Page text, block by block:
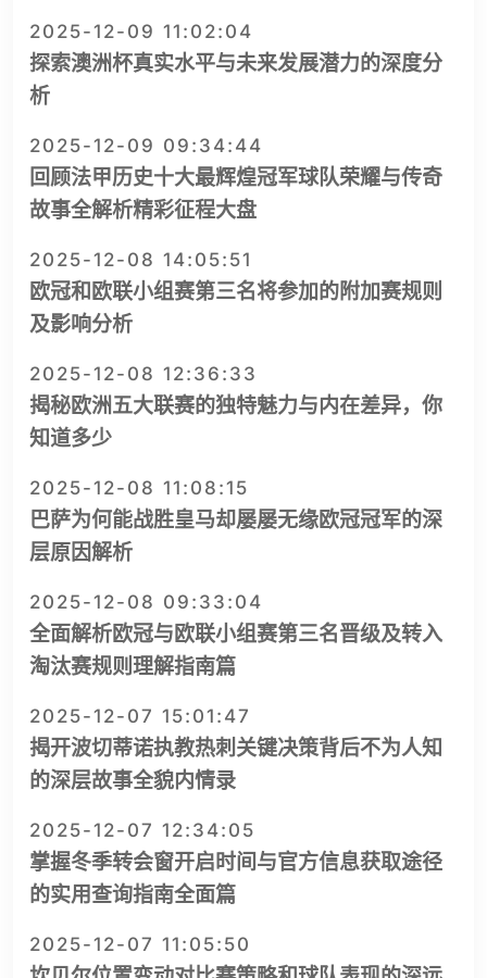
2025-12-09 11:02:04
探索澳洲杯真实水平与未来发展潜力的深度分
析
2025-12-09 09:34:44
回顾法甲历史十大最辉煌冠军球队荣耀与传奇
故事全解析精彩征程大盘
2025-12-08 14:05:51
欧冠和欧联小组赛第三名将参加的附加赛规则
及影响分析
2025-12-08 12:36:33
揭秘欧洲五大联赛的独特魅力与内在差异，你
知道多少
2025-12-08 11:08:15
巴萨为何能战胜皇马却屡屡无缘欧冠冠军的深
层原因解析
2025-12-08 09:33:04
全面解析欧冠与欧联小组赛第三名晋级及转入
淘汰赛规则理解指南篇
2025-12-07 15:01:47
揭开波切蒂诺执教热刺关键决策背后不为人知
的深层故事全貌内情录
2025-12-07 12:34:05
掌握冬季转会窗开启时间与官方信息获取途径
的实用查询指南全面篇
2025-12-07 11:05:50